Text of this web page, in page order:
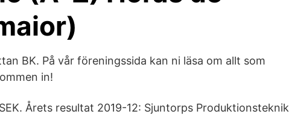
BK. På vår föreningssida kan ni läsa om allt som
in!
Årets resultat 2019-12: Sjuntorps Produktionsteknik